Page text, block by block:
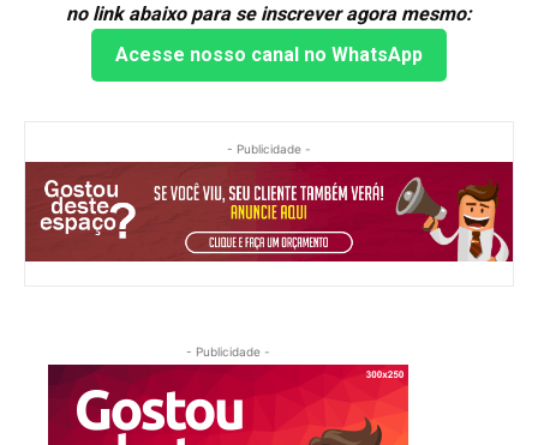
no link abaixo para se inscrever agora mesmo:
Acesse nosso canal no WhatsApp
- Publicidade -
- Publicidade -